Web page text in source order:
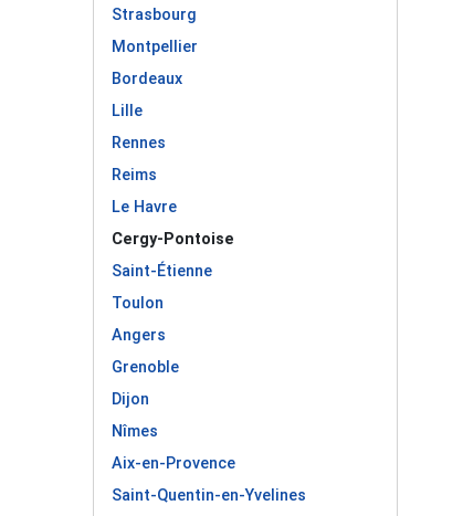
Strasbourg
Montpellier
Bordeaux
Lille
Rennes
Reims
Le Havre
Cergy-Pontoise
Saint-Étienne
Toulon
Angers
Grenoble
Dijon
Nîmes
Aix-en-Provence
Saint-Quentin-en-Yvelines